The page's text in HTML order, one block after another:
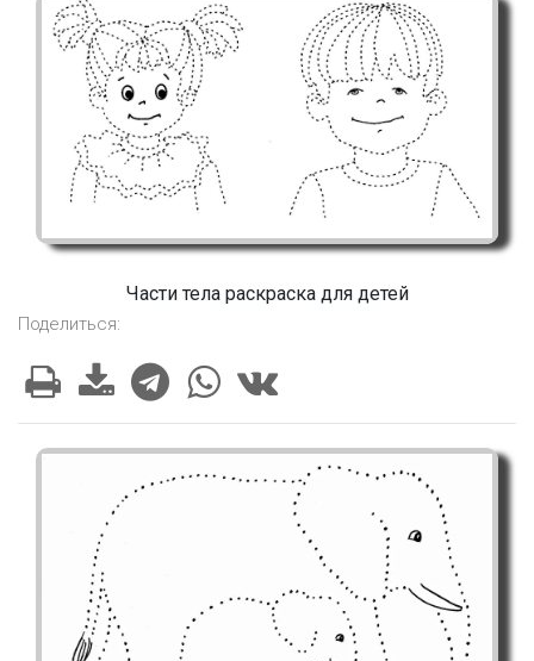
Части тела раскраска для детей
Поделиться: